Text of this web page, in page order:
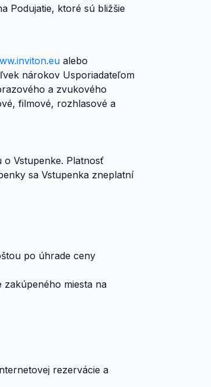
Podujatie, ktoré sú bližšie
alebo
nárokov Usporiadateľom
a zvukového
filmové, rozhlasové a
o Vstupenke. Platnosť
sa Vstupenka zneplatní
po úhrade ceny
zakúpeného miesta na
rezervácie a